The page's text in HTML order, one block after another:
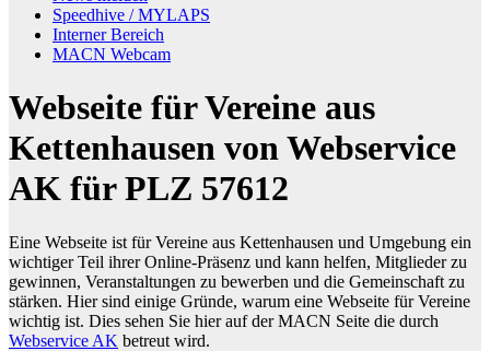
Speedhive / MYLAPS
Interner Bereich
MACN Webcam
Webseite für Vereine aus
Kettenhausen von Webservice
AK für PLZ 57612
Eine Webseite ist für Vereine aus Kettenhausen und Umgebung ein
wichtiger Teil ihrer Online-Präsenz und kann helfen, Mitglieder zu
gewinnen, Veranstaltungen zu bewerben und die Gemeinschaft zu
stärken. Hier sind einige Gründe, warum eine Webseite für Vereine
wichtig ist. Dies sehen Sie hier auf der MACN Seite die durch
Webservice AK betreut wird.